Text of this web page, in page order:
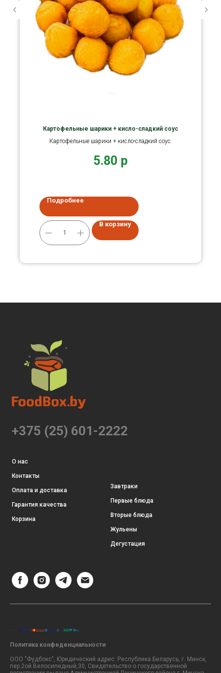
Картофельные шарики + кисло-сладкий соус
Картофельные шарики + кисло-сладкий соус.
5.80 р
Подробнее
В корзину
+375 (25) 601-2222
О нас
Контакты
Оплата и доставка
Гарантия качества
Корзина
Завтраки
Первые блюда
Вторые блюда
Жульены
Дегустация
Политика конфеденциальности
ООО "Фудбокс", Юридический адрес: Республика Беларусь, г. Минск,
пер.2ой Велосипедный,30, Свидетельство о государственной